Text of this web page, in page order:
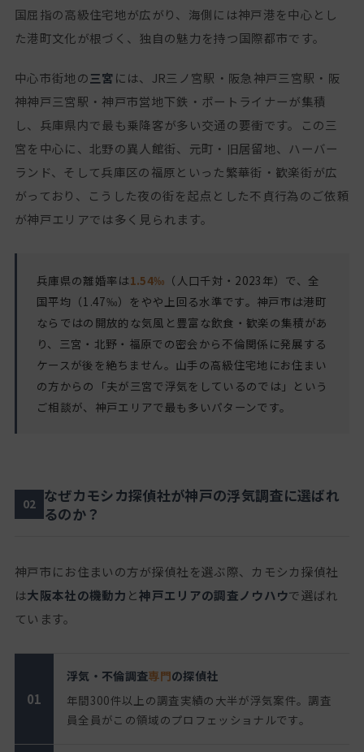
国屈指の高級住宅地が広がり、海側には神戸港を中心とし
た港町文化が根づく、独自の魅力を持つ国際都市です。
中心市街地の三宮には、JR三ノ宮駅・阪急神戸三宮駅・阪
神神戸三宮駅・神戸市営地下鉄・ポートライナーが集積
し、兵庫県内で最も乗降客が多い交通の要衝です。この三
宮を中心に、北野の異人館街、元町・旧居留地、ハーバー
ランド、そして兵庫区の福原といった繁華街・歓楽街が広
がっており、こうした夜の街を起点とした不貞行為のご依頼
が神戸エリアでは多く見られます。
兵庫県の離婚率は1.54‰ （人口千対・2023年）で、全
国平均（1.47‰）をやや上回る水準です。神戸市は港町
ならではの開放的な気風と豊富な飲食・歓楽の集積があ
り、三宮・北野・福原での密会から不倫関係に発展する
ケースが後を絶ちません。山手の高級住宅地にお住まい
の方からの「夫が三宮で浮気をしているのでは」という
ご相談が、神戸エリアで最も多いパターンです。
02 なぜカモシカ探偵社が神戸の浮気調査に選ばれ
るのか？
神戸市にお住まいの方が探偵社を選ぶ際、カモシカ探偵社
は大阪本社の機動力 と神戸エリアの調査ノウハウで選ばれ
ています。
01
浮気・不倫調査専門の探偵社
年間300件以上の調査実績の大半が浮気案件。調査
員全員がこの領域のプロフェッショナルです。